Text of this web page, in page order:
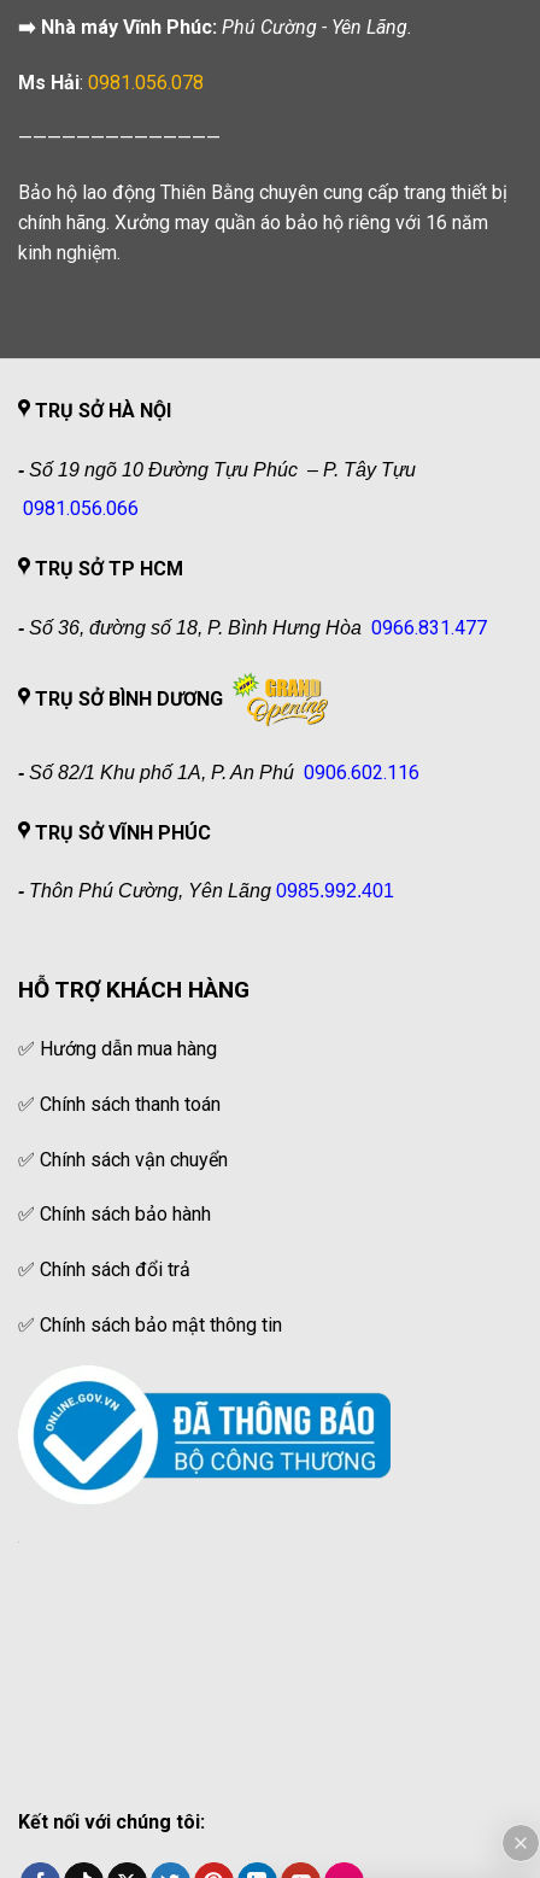
➡️ Nhà máy Vĩnh Phúc: Phú Cường - Yên Lãng.
Ms Hải: 0981.056.078
——————————————
Bảo hộ lao động Thiên Bằng chuyên cung cấp trang thiết bị
chính hãng. Xưởng may quần áo bảo hộ riêng với 16 năm
kinh nghiệm.
TRỤ SỞ HÀ NỘI
- Số 19 ngõ 10 Đường Tựu Phúc – P. Tây Tựu
0981.056.066
TRỤ SỞ TP HCM
- Số 36, đường số 18, P. Bình Hưng Hòa 0966.831.477
TRỤ SỞ BÌNH DƯƠNG
- Số 82/1 Khu phố 1A, P. An Phú 0906.602.116
TRỤ SỞ VĨNH PHÚC
- Thôn Phú Cường, Yên Lãng 0985.992.401
HỖ TRỢ KHÁCH HÀNG
✅ Hướng dẫn mua hàng
✅ Chính sách thanh toán
✅ Chính sách vận chuyển
✅ Chính sách bảo hành
✅ Chính sách đổi trả
✅ Chính sách bảo mật thông tin
Kết nối với chúng tôi: